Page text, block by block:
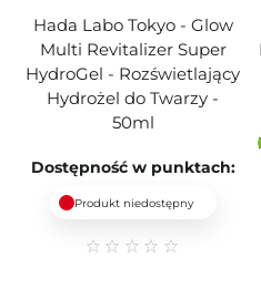
Hada Labo Tokyo - Glow
Multi Revitalizer Super
HydroGel - Rozświetlający
Hydrożel do Twarzy -
50ml
Dostępność w punktach:
Produkt niedostępny